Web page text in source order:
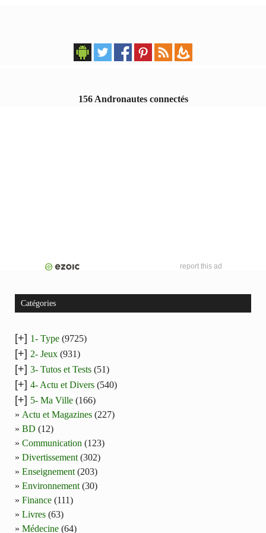
156 Andronautes connectés
report this ad
Catégories
[+] 1- Type (9725)
[+] 2- Jeux (931)
[+] 3- Tutos et Tests (51)
[+] 4- Actu et Divers (540)
[+] 5- Ma Ville (166)
Actu et Magazines (227)
BD (12)
Communication (123)
Divertissement (302)
Enseignement (203)
Environnement (30)
Finance (111)
Livres (63)
Médecine (64)